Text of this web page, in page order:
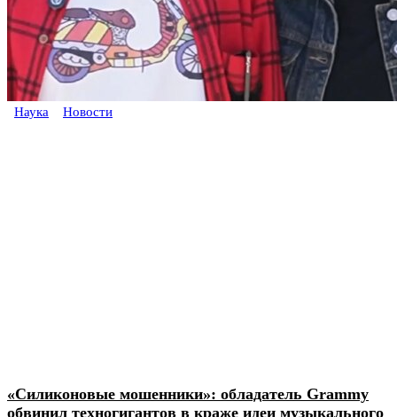
Наука Новости
«Силиконовые мошенники»: обладатель Grammy
обвинил техногигантов в краже идеи музыкального